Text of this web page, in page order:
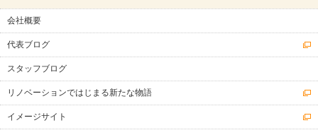
会社概要
代表ブログ
スタッフブログ
リノベーションではじまる新たな物語
イメージサイト